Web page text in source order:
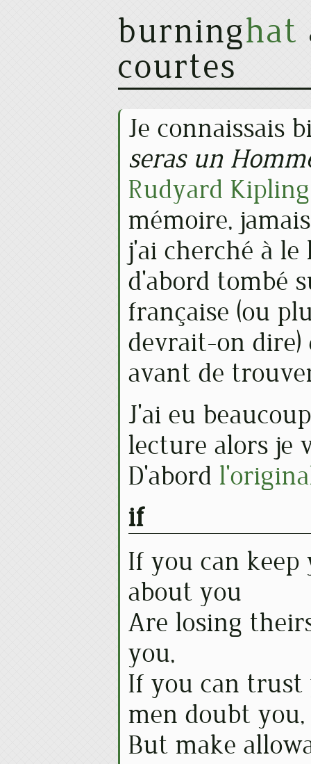
burninghat
courtes
Je connaissais
seras un
Rudyard Kipling
mémoire,
j'ai cherché à
d'abord tombé
française (ou
devrait-on dire)
avant de
J'ai eu
lecture alors je
D'abord
if
If you can
about you
Are losing
you,
If you can
men doubt you,
But make